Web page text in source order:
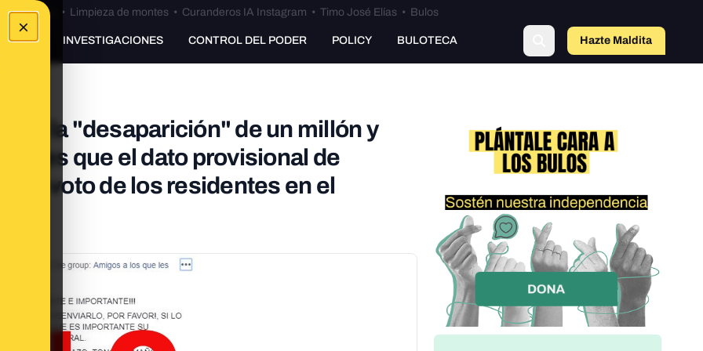
×
Bulos Ceuta • Limpieza de montes• Curanderos IA Instagram • Timo José Elías• Bulos
INVESTIGACIONES CONTROL DEL PODER POLICY BULOTECA Hazte Maldita
la "desaparición" de un millón y
es que el dato provisional de
el voto de los residentes en el